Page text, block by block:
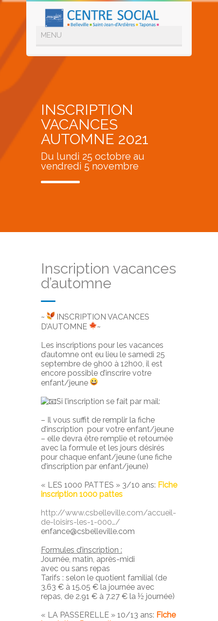
INSCRIPTION
VACANCES
AUTOMNE 2021
Du lundi 25 octobre au
vendredi 5 novembre
Inscription vacances
d’automne
~
INSCRIPTION VACANCES
D’AUTOMNE
~
Les inscriptions pour les vacances
d’automne ont eu lieu le samedi 25
septembre de 9h00 à 12h00, il est
encore possible d’inscrire votre
enfant/jeune
Si l’inscription se fait par mail:
– Il vous suffit de remplir la fiche
d’inscription pour votre enfant/jeune
– elle devra être remplie et retournée
avec la formule et les jours désirés
pour chaque enfant/jeune (une fiche
d’inscription par enfant/jeune)
« LES 1000 PATTES » 3/10 ans: Fiche
inscription 1000 pattes
http://www.csbelleville.com/accueil-
de-loisirs-les-1-000…/
enfance@csbelleville.com
Formules d’inscription :
Journée, matin, après-midi
avec ou sans repas
Tarifs : selon le quotient familial (de
3.63 € à 15.05 € la journée avec
repas, de 2.91 € à 7.27 € la ½ journée)
« LA PASSERELLE » 10/13 ans: Fiche